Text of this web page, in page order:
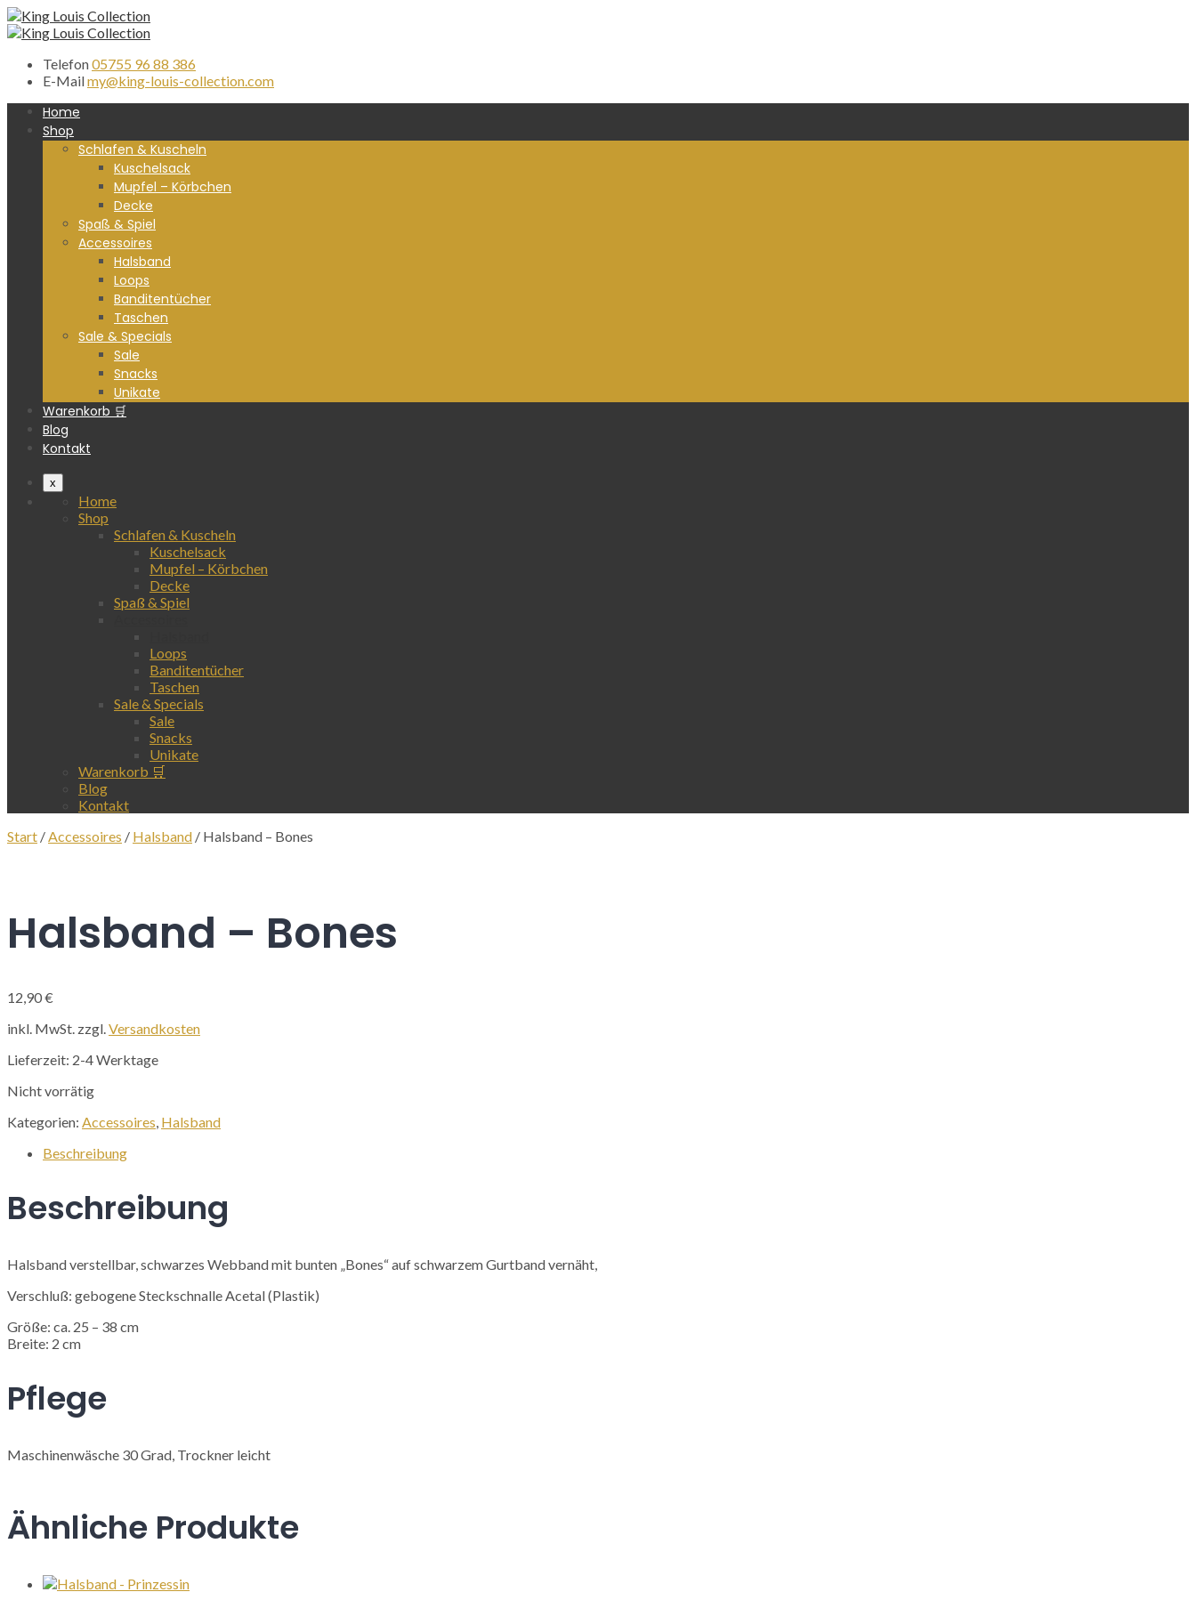
Telefon05755 96 88 386
E-Mailmy@king-louis-collection.com
Home
Shop
Schlafen & Kuscheln
Kuschelsack
Mupfel – Körbchen
Decke
Spaß & Spiel
Accessoires
Halsband
Loops
Banditentücher
Taschen
Sale & Specials
Sale
Snacks
Unikate
Warenkorb 🛒
Blog
Kontakt
x
Home
Shop
Schlafen & Kuscheln
Kuschelsack
Mupfel – Körbchen
Decke
Spaß & Spiel
Loops
Banditentücher
Taschen
Sale & Specials
Sale
Snacks
Unikate
Warenkorb 🛒
Blog
Kontakt
Start /Accessoires / Halsband / Halsband – Bones
Halsband – Bones
12,90€
inkl. MwSt. zzgl.Versandkosten
Lieferzeit: 2-4 Werktage
Nicht vorrätig
Kategorien: Accessoires, Halsband
Beschreibung
Beschreibung
Halsband verstellbar, schwarzes Webband mit bunten „Bones“ auf schwarzem Gurtband vernäht,
Verschluß: gebogene Steckschnalle Acetal (Plastik)
Größe: ca. 25 – 38 cm
Breite: 2 cm
Pflege
Maschinenwäsche 30 Grad, Trockner leicht
Ähnliche Produkte